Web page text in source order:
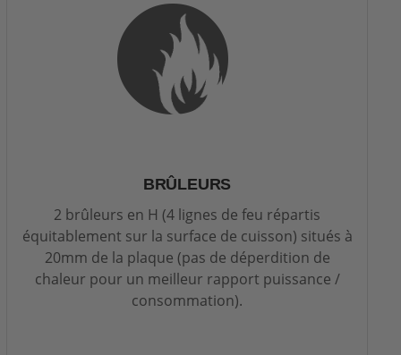
BRÛLEURS
2 brûleurs en H (4 lignes de feu répartis
équitablement sur la surface de cuisson) situés à
20mm de la plaque (pas de déperdition de
chaleur pour un meilleur rapport puissance /
consommation).